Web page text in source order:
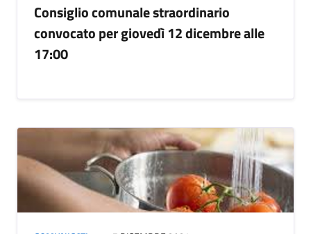
Consiglio comunale straordinario
convocato per giovedì 12 dicembre alle
17:00